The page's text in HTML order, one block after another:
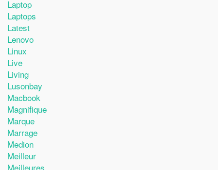
Laptop
Laptops
Latest
Lenovo
Linux
Live
Living
Lusonbay
Macbook
Magnifique
Marque
Marrage
Medion
Meilleur
Meilleures